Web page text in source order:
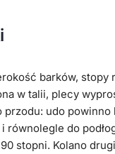
barków, stopy
w talii, plecy
przodu: udo powinno
równolegle do
stopni. Kolano